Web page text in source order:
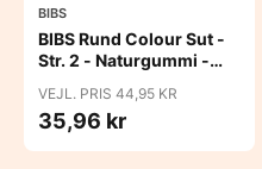
BIBS
BIBS Rund Colour Sut -
Str. 2 - Naturgummi -
VEJL. PRIS 44,95 KR
35,96 kr